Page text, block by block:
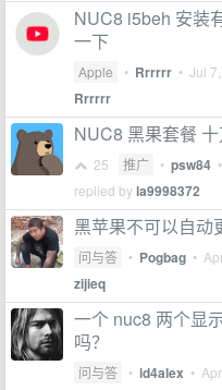
NUC8 i5beh 安装
一下
Apple • Rrrrrr • Jul
Rrrrrr
NUC8 黑果套餐
25 推广 • psw84 •
replied byla9998372
黑苹果不可以自动
问与答 • Pogbag •
zijieq
一个 nuc8 两个显
吗？
问与答 • id4alex •